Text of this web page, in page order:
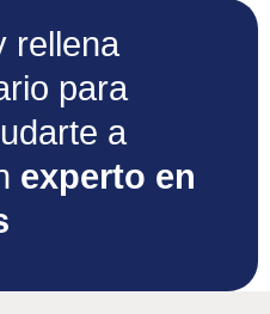
rellena
para
a
experto en